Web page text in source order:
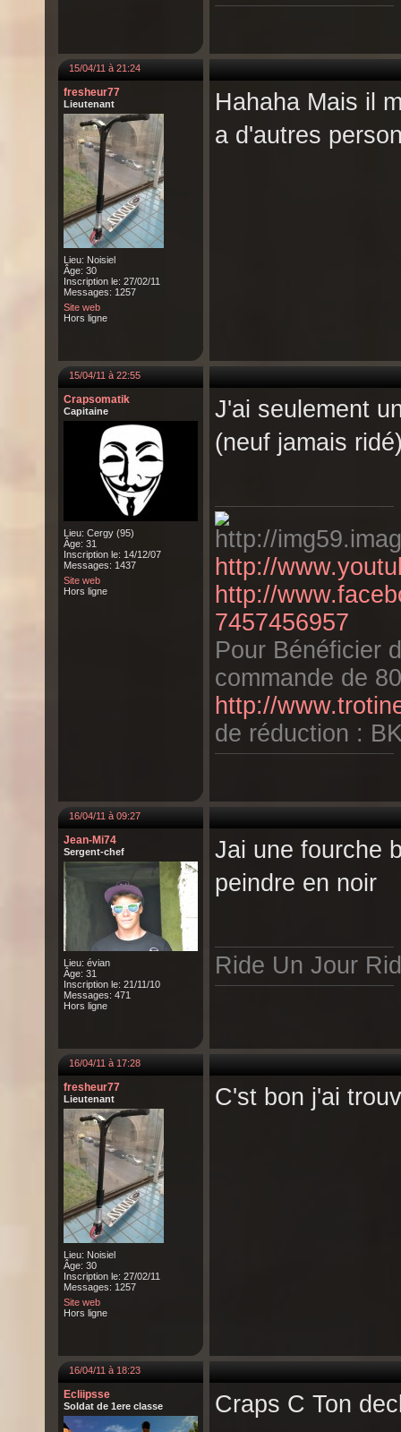
15/04/11 à 21:24
fresheur77
Lieutenant
Lieu: Noisiel
Âge: 30
Inscription le: 27/02/11
Messages: 1257
Site web
Hors ligne
Hahaha Mais il
a d'autres
15/04/11 à 22:55
Crapsomatik
Capitaine
Lieu: Cergy (95)
Âge: 31
Inscription le: 14/12/07
Messages: 1437
Site web
Hors ligne
J'ai seulement
(neuf jamais
http://
http://
7457456957
Pour Bénéficier
commande de
http://
de réduction :
16/04/11 à 09:27
Jean-Mi74
Sergent-chef
Lieu: évian
Âge: 31
Inscription le: 21/11/10
Messages: 471
Hors ligne
Jai une fourche
peindre en noir
Ride Un Jour
16/04/11 à 17:28
fresheur77
Lieutenant
Lieu: Noisiel
Âge: 30
Inscription le: 27/02/11
Messages: 1257
Site web
Hors ligne
C'st bon j'ai
16/04/11 à 18:23
Ecliipsse
Soldat de 1ere classe Craps C Ton